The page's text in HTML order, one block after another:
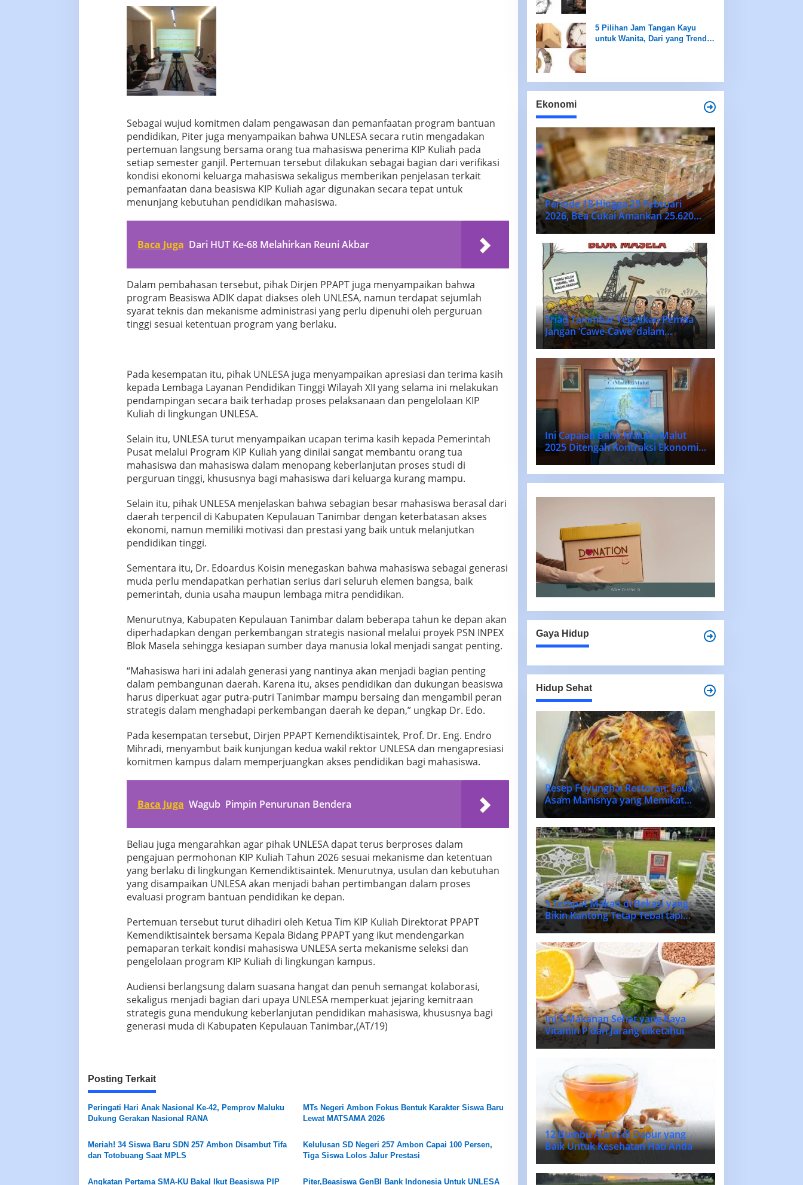
Sebagai wujud komitmen dalam pengawasan dan pemanfaatan program bantuan
pendidikan, Piter juga menyampaikan bahwa UNLESA secara rutin mengadakan
pertemuan langsung bersama orang tua mahasiswa penerima KIP Kuliah pada
setiap semester ganjil. Pertemuan tersebut dilakukan sebagai bagian dari verifikasi
kondisi ekonomi keluarga mahasiswa sekaligus memberikan penjelasan terkait
pemanfaatan dana beasiswa KIP Kuliah agar digunakan secara tepat untuk
menunjang kebutuhan pendidikan mahasiswa.
Baca Juga Dari HUT Ke-68 Melahirkan Reuni Akbar
Dalam pembahasan tersebut, pihak Dirjen PPAPT juga menyampaikan bahwa
program Beasiswa ADIK dapat diakses oleh UNLESA, namun terdapat sejumlah
syarat teknis dan mekanisme administrasi yang perlu dipenuhi oleh perguruan
tinggi sesuai ketentuan program yang berlaku.
Pada kesempatan itu, pihak UNLESA juga menyampaikan apresiasi dan terima kasih
kepada Lembaga Layanan Pendidikan Tinggi Wilayah XII yang selama ini melakukan
pendampingan secara baik terhadap proses pelaksanaan dan pengelolaan KIP
Kuliah di lingkungan UNLESA.
Selain itu, UNLESA turut menyampaikan ucapan terima kasih kepada Pemerintah
Pusat melalui Program KIP Kuliah yang dinilai sangat membantu orang tua
mahasiswa dan mahasiswa dalam menopang keberlanjutan proses studi di
perguruan tinggi, khususnya bagi mahasiswa dari keluarga kurang mampu.
Selain itu, pihak UNLESA menjelaskan bahwa sebagian besar mahasiswa berasal dari
daerah terpencil di Kabupaten Kepulauan Tanimbar dengan keterbatasan akses
ekonomi, namun memiliki motivasi dan prestasi yang baik untuk melanjutkan
pendidikan tinggi.
Sementara itu, Dr. Edoardus Koisin menegaskan bahwa mahasiswa sebagai generasi
muda perlu mendapatkan perhatian serius dari seluruh elemen bangsa, baik
pemerintah, dunia usaha maupun lembaga mitra pendidikan.
Menurutnya, Kabupaten Kepulauan Tanimbar dalam beberapa tahun ke depan akan
diperhadapkan dengan perkembangan strategis nasional melalui proyek PSN INPEX
Blok Masela sehingga kesiapan sumber daya manusia lokal menjadi sangat penting.
“Mahasiswa hari ini adalah generasi yang nantinya akan menjadi bagian penting
dalam pembangunan daerah. Karena itu, akses pendidikan dan dukungan beasiswa
harus diperkuat agar putra-putri Tanimbar mampu bersaing dan mengambil peran
strategis dalam menghadapi perkembangan daerah ke depan,” ungkap Dr. Edo.
Pada kesempatan tersebut, Dirjen PPAPT Kemendiktisaintek, Prof. Dr. Eng. Endro
Mihradi, menyambut baik kunjungan kedua wakil rektor UNLESA dan mengapresiasi
komitmen kampus dalam memperjuangkan akses pendidikan bagi mahasiswa.
Baca Juga Wagub Pimpin Penurunan Bendera
Beliau juga mengarahkan agar pihak UNLESA dapat terus berproses dalam
pengajuan permohonan KIP Kuliah Tahun 2026 sesuai mekanisme dan ketentuan
yang berlaku di lingkungan Kemendiktisaintek. Menurutnya, usulan dan kebutuhan
yang disampaikan UNLESA akan menjadi bahan pertimbangan dalam proses
evaluasi program bantuan pendidikan ke depan.
Pertemuan tersebut turut dihadiri oleh Ketua Tim KIP Kuliah Direktorat PPAPT
Kemendiktisaintek bersama Kepala Bidang PPAPT yang ikut mendengarkan
pemaparan terkait kondisi mahasiswa UNLESA serta mekanisme seleksi dan
pengelolaan program KIP Kuliah di lingkungan kampus.
Audiensi berlangsung dalam suasana hangat dan penuh semangat kolaborasi,
sekaligus menjadi bagian dari upaya UNLESA memperkuat jejaring kemitraan
strategis guna mendukung keberlanjutan pendidikan mahasiswa, khususnya bagi
generasi muda di Kabupaten Kepulauan Tanimbar,(AT/19)
Posting Terkait
Peringati Hari Anak Nasional Ke-42, Pemprov Maluku
Dukung Gerakan Nasional RANA
MTs Negeri Ambon Fokus Bentuk Karakter Siswa Baru
Lewat MATSAMA 2026
Meriah! 34 Siswa Baru SDN 257 Ambon Disambut Tifa
dan Totobuang Saat MPLS
Kelulusan SD Negeri 257 Ambon Capai 100 Persen,
Tiga Siswa Lolos Jalur Prestasi
Angkatan Pertama SMA-KU Bakal Ikut Beasiswa PIP Piter,Beasiswa GenBI Bank Indonesia Untuk UNLESA
5 Pilihan Jam Tangan Kayu
untuk Wanita, Dari yang Trendi
Ekonomi
Periode 18 Hingga 25 Februari
2026, Bea Cukai Amankan 25.620
Batang Rokok Ilegal
Triad Tanimbar Tegaskan Pemda
Jangan ‘Cawe-Cawe’ dalam
Penentuan Vendor Lokal Blok
MASELA.
Ini Capaian Bank Maluku-Malut
2025 Ditengah Kontraksi Ekonomi
Nasional dan Daerah
Gaya Hidup
Hidup Sehat
Resep Fuyunghai Restoran: Saus
Asam Manisnya yang Memikat
Lidah!
5 Tempat Makan di Bekasi yang
Bikin Kantong Tetap Tebal tapi
Lidah Bahagia
Ini 5 Makanan Sehat yang Kaya
Vitamin P dan Jarang diketahui
12 Bumbu Alami di Dapur yang
Baik Untuk Kesehatan Hati Anda